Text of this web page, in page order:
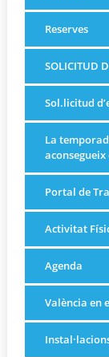
Reserves
SOLICITUD
Sol.licitud
La
Portal de
Activitat
Agenda
València en